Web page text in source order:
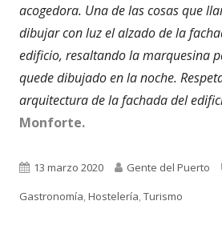
acogedora. Una de las cosas que
dibujar con luz el alzado de la
edificio, resaltando la marquesina
quede dibujado en la noche.
arquitectura de la fachada del
Monforte.
Publicado
el
13 marzo 2020 Autor
Gente del Puerto
Gastronomía Hostelería Turismo